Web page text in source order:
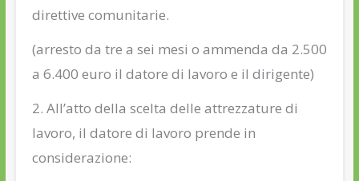
direttive comunitarie.
(arresto da tre a sei mesi o ammenda da 2.500
a 6.400 euro il datore di lavoro e il dirigente)
2. All’atto della scelta delle attrezzature di
lavoro, il datore di lavoro prende in
considerazione: